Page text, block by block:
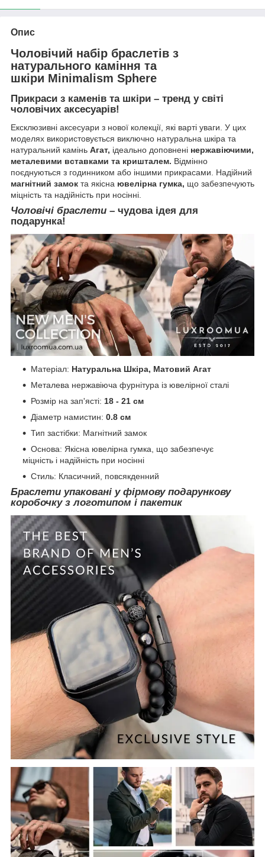
Опис
Чоловічий набір браслетів з
натурального каміння та
шкіри Minimalism Sphere
Прикраси з каменів та шкіри – тренд у світі
чоловічих аксесуарів!
Ексклюзивні аксесуари з нової колекції, які варті уваги. У цих
моделях використовується виключно натуральна шкіра та
натуральний камінь Агат, ідеально доповнені нержавіючими,
металевими вставками та кришталем. Відмінно
поєднуються з годинником або іншими прикрасами. Надійний
магнітний замок та якісна ювелірна гумка, що забезпечують
міцність та надійність при носінні.
Чоловічі браслети – чудова ідея для
подарунка!
Матеріал: Натуральна Шкіра, Матовий Агат
Металева нержавіюча фурнітура із ювелірної сталі
Розмір на зап'ясті: 18 - 21 см
Діаметр намистин: 0.8 см
Тип застібки: Магнітний замок
Основа: Якісна ювелірна гумка, що забезпечує
міцність і надійність при носінні
Стиль: Класичний, повсякденний
Браслети упаковані у фірмову подарункову
коробочкуз логотипом і пакетик